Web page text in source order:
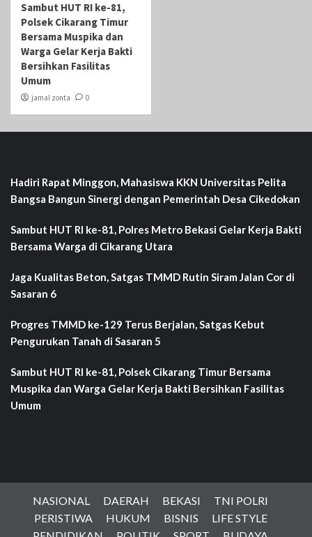
Sambut HUT RI ke-81,
Polsek Cikarang Timur
Bersama Muspika dan
Warga Gelar Kerja Bakti
Bersihkan Fasilitas
Umum
jamal zonta 0
Hadiri Rapat Minggon, Mahasiswa KKN Universitas Pelita
Bangsa Bangun Sinergi dengan Pemerintah Desa Cikedokan
Sambut HUT RI ke-81, Polres Metro Bekasi Gelar Kerja Bakti
Bersama Warga di Cikarang Utara
Jaga Kualitas Beton, Satgas TMMD Rutin Siram Jalan Cor di
Sasaran 6
Progres TMMD ke-129 Terus Berjalan, Satgas Kebut
Pengurukan Tanah di Sasaran 5
Sambut HUT RI ke-81, Polsek Cikarang Timur Bersama
Muspika dan Warga Gelar Kerja Bakti Bersihkan Fasilitas
Umum
NASIONAL DAERAH BEKASI
TNI POLRI
PERISTIWA
HUKUM BISNIS
LIFE STYLE